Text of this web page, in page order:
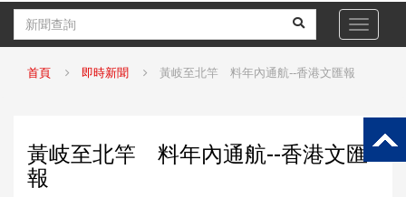
Toggle
首頁 即時新聞 黃岐至北竿 料年內通航--香港文匯報
黃岐至北竿 料年內通航--香港文匯
報